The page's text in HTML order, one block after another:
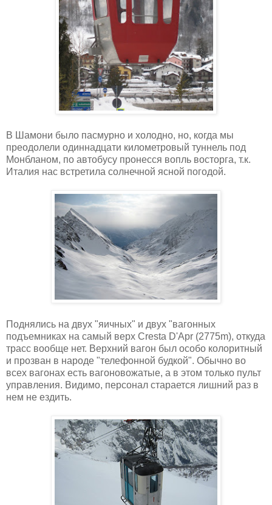
В Шамони было пасмурно и холодно, но, когда мы
преодолели одиннадцати километровый туннель под
Монбланом, по автобусу пронесся вопль восторга, т.к.
Италия нас встретила солнечной ясной погодой.
Поднялись на двух "яичных" и двух "вагонных
подъемниках на самый верх Cresta D'Apr (2775m), откуда
трасс вообще нет. Верхний вагон был особо колоритный
и прозван в народе "телефонной будкой". Обычно во
всех вагонах есть вагоновожатые, а в этом только пульт
управления. Видимо, персонал старается лишний раз в
нем не ездить.